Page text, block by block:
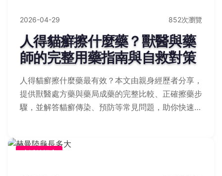
2026-04-29 852次瀏覽
人得貓癬擦什麼藥？獸醫與藥
師的完整用藥指南與自救對策
人得貓癬擦什麼藥最有效？本文由親身經歷者分享，
提供獸醫處方藥與藥局成藥的完整比較、正確擦藥步
驟，並解答貓癬傳染、預防等常見問題，助你快速康
生活妙招庫